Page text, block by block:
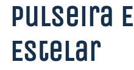
Pulseira
Estelar